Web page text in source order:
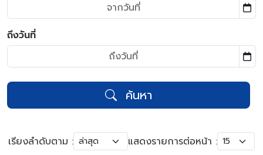
ถึงวันที่
ค้นหา
เรียงลำดับตาม : แสดงรายการต่อหน้า :